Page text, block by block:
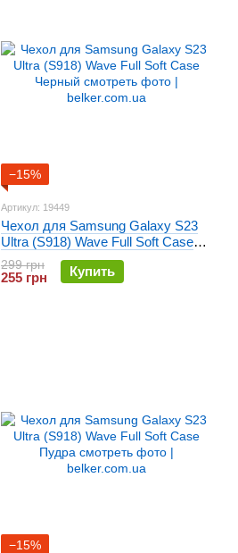
−15%
Артикул: 19449
Чехол для Samsung Galaxy S23
Ultra (S918) Wave Full Soft Case
Черный
299 грн
255 грн Купить
−15%